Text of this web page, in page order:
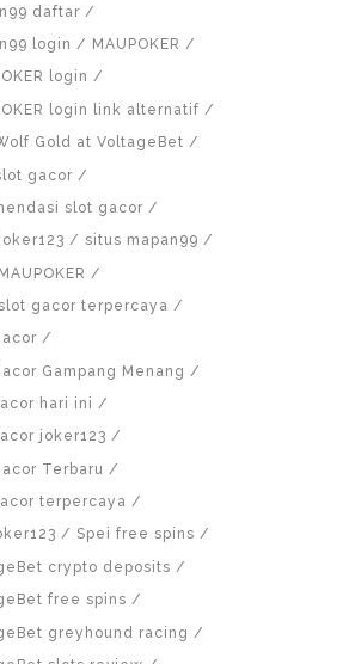
daftar
login
MAUPOKER
login
login link alternatif
Gold at VoltageBet
gacor
slot gacor
situs mapan99
gacor terpercaya
Gampang Menang
hari ini
joker123
Terbaru
terpercaya
Spei free spins
crypto deposits
free spins
greyhound racing